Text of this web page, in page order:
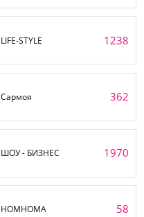
LIFE-STYLE 1238
Сармоя 362
ШОУ - БИЗНЕС 1970
НОМНОМА 58